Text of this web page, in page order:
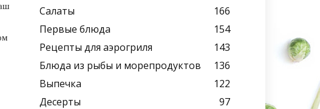
Салаты
166
Первые блюда
154
Рецепты для аэрогриля
143
Блюда из рыбы и морепродуктов
136
Выпечка
122
Десерты
97